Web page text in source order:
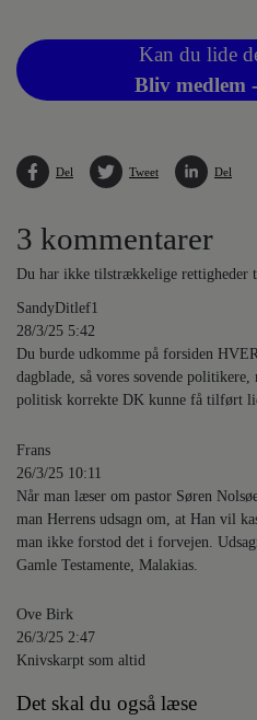
Kan du lide
Bliv medlem
Del Tweet Del
3 kommentarer
Du har ikke tilstrækkelige rettigheder
SandyDitlef1
28/3/25 5:42
Du burde udkomme på forsiden
dagblade, så vores sovende
politisk korrekte DK kunne få tilført
Frans
26/3/25 10:11
Når man læser om pastor Søren
man Herrens udsagn om, at Han vil
man ikke forstod det i forvejen.
Gamle Testamente, Malakias.
Ove Birk
26/3/25 2:47
Knivskarpt som altid
Det skal du også læse